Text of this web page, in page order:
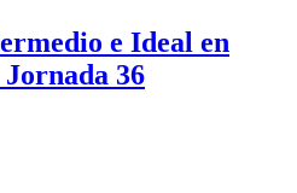
e Ideal en
36